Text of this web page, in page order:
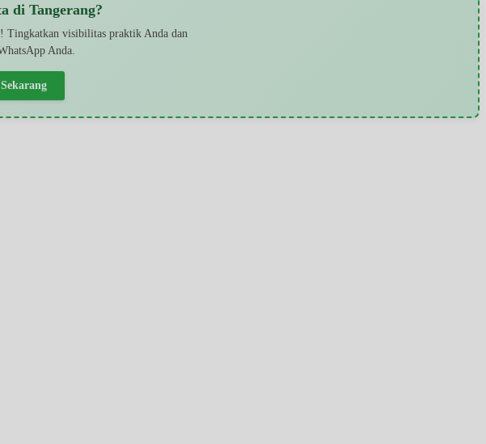
di Tangerang?
Tingkatkan visibilitas praktik Anda dan
Anda.